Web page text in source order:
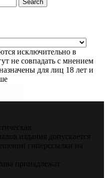
Search
исключительно в
не совпадать с мнением
для лиц 18 лет и
издания допускается
гиперссылки на
принадлежат